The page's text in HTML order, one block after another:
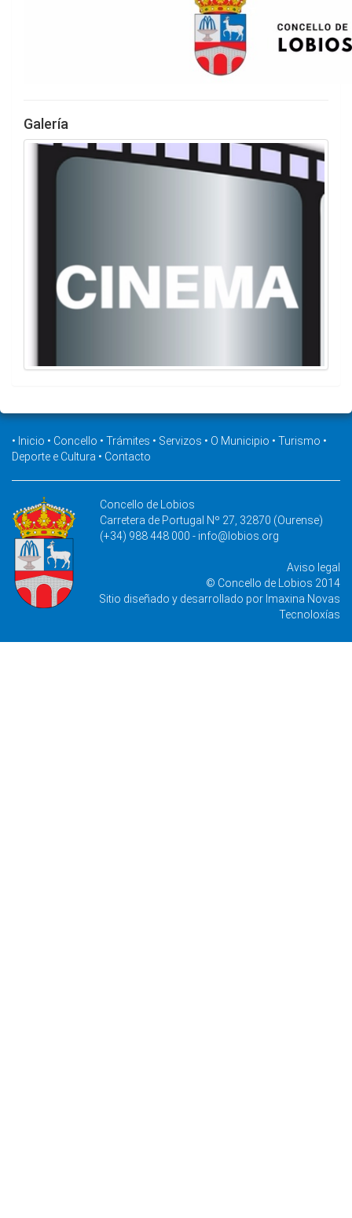
Galería
• Inicio • Concello • Trámites • Servizos • O Municipio • Turismo •
Deporte e Cultura • Contacto
Concello de Lobios
Carretera de Portugal Nº 27, 32870 (Ourense)
(+34) 988 448 000 - info@lobios.org
Aviso legal
© Concello de Lobios 2014
Sitio diseñado y desarrollado por Imaxina Novas
Tecnoloxías